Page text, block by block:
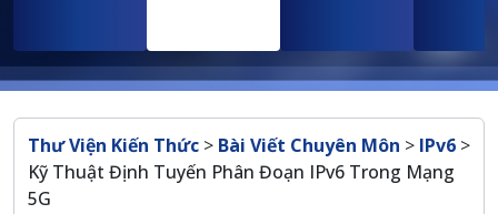
Breadcrumb
Thư Viện Kiến Thức > Bài Viết Chuyên Môn > IPv6 >
Kỹ Thuật Định Tuyến Phân Đoạn IPv6 Trong Mạng
5G